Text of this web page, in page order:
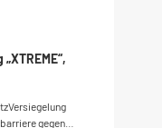
gegen